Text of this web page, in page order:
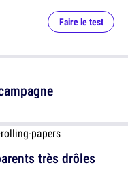
très drôles
Faire le test